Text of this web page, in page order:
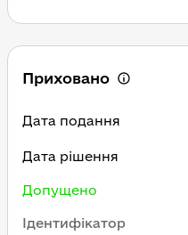
Приховано
Дата подання
Дата рішення
Допущено
Ідентифікатор